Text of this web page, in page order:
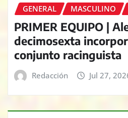
GENERAL MASCULINO
PRIMER EQUIPO |
decimosexta
conjunto racinguista
Redacción Jul 27,